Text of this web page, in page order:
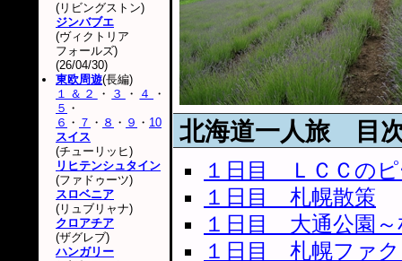
北海道一人旅 目
１日目 ＬＣＣの
１日目 札幌散策
１日目 大通公園～
１日目 札幌ファ
(リビングストン)
ジンバブエ
(ヴィクトリア
フォールズ)
(26/04/30)
東欧周遊(長編)
１＆２
・ ３ ・ ４
・
５ ・
６ ・ ７ ・ ８ ・ ９ ・ 10
スイス
(チューリッヒ)
リヒテンシュタイン
(ファドゥーツ)
スロベニア
(リュブリャナ)
クロアチア
(ザグレブ)
ハンガリー